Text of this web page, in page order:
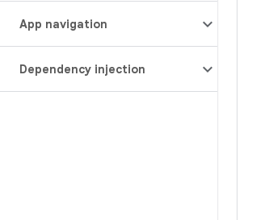
App navigation
Dependency injection